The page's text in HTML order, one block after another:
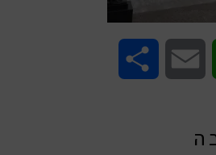
WhatsApp
Email